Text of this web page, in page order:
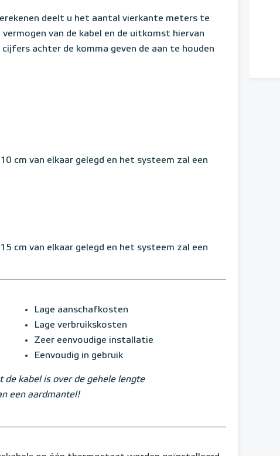
deelt u het aantal vierkante meters te
van de kabel en de uitkomst hiervan
achter de komma geven de aan te houden
cm van elkaar gelegd en het systeem zal een
cm van elkaar gelegd en het systeem zal een
Lage aanschafkosten
Lage verbruikskosten
Zeer eenvoudige installatie
Eenvoudig in gebruik
kabel is over de gehele lengte
een aardmantel!